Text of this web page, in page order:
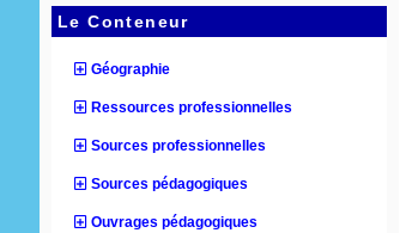
Le Conteneur
Géographie
Ressources professionnelles
Sources professionnelles
Sources pédagogiques
Ouvrages pédagogiques